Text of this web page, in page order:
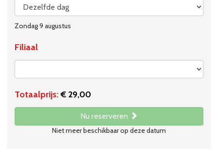
Zondag 9 augustus
Filiaal
Totaalprijs:€ 29,00
Nu reserveren
Niet meer beschikbaar op deze datum